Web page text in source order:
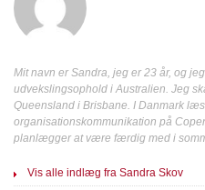
Mit navn er Sandra, jeg er 23 år, og
udvekslingsophold i Australien. Jeg
Queensland i Brisbane. I Danmark
organisationskommunikation på
planlægger at være færdig med i
Vis alle indlæg fra Sandra Skov